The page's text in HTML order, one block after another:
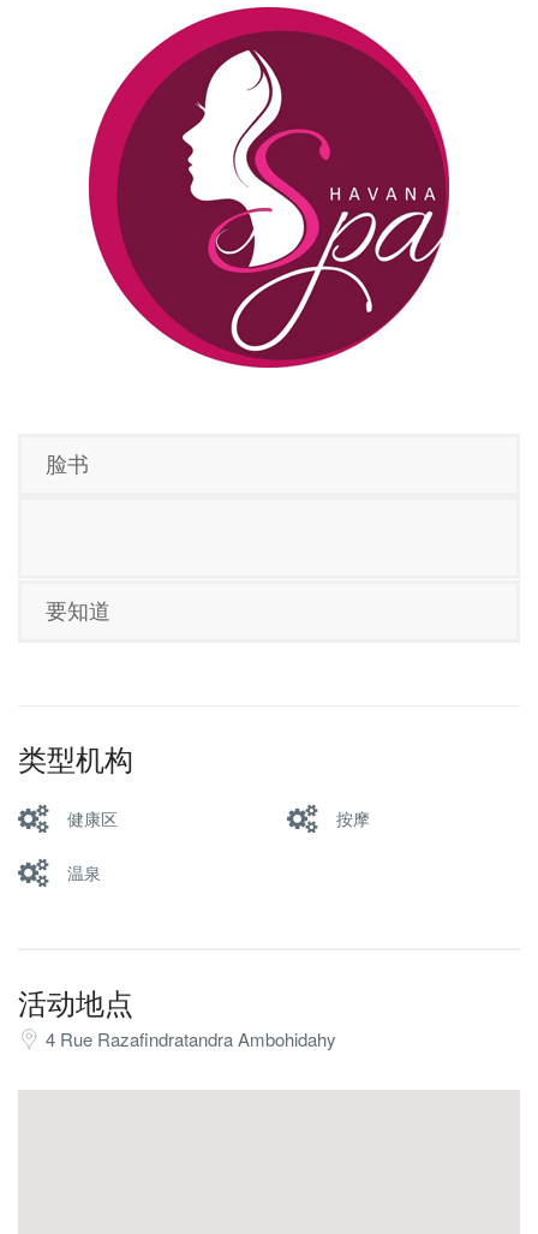
脸书
要知道
类型机构
健康区 按摩
温泉
活动地点
4 Rue Razafindratandra Ambohidahy